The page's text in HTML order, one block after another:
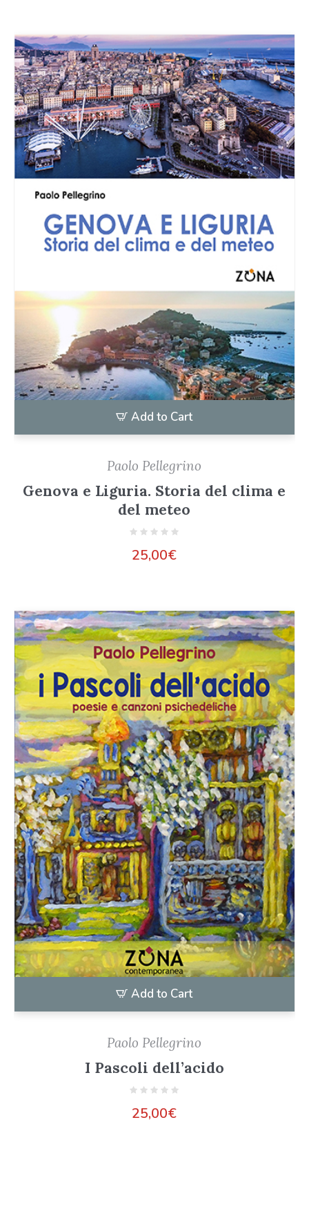
Add to Cart
Paolo Pellegrino
Genova e Liguria. Storia del clima e
del meteo
25,00€
Add to Cart
Paolo Pellegrino
I Pascoli dell’acido
25,00€